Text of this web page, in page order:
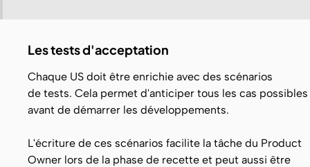
Les tests d'acceptation
Chaque US doit être enrichie avec des scénarios
de tests. Cela permet d'anticiper tous les cas possibles
avant de démarrer les développements.
L'écriture de ces scénarios facilite la tâche du Product
Owner lors de la phase de recette et peut aussi être